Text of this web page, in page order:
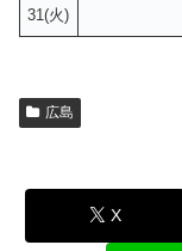
31(火)
広島
X